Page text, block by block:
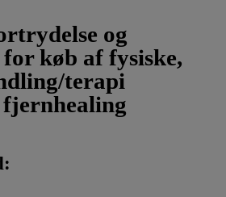
og
køb af fysiske,
terapi
fjernhealing